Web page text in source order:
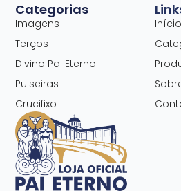
Início
Categorias
Imagens
Terços
Divino Pai Eterno
Pulseiras
Crucifixo